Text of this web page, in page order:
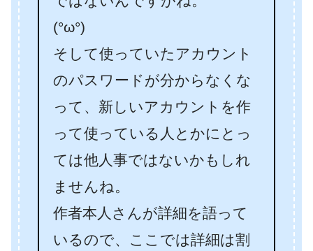
(°ω°)
そして使っていたアカウント
のパスワードが分からなくな
って、新しいアカウントを作
って使っている人とかにとっ
ては他人事ではないかもしれ
ませんね。
作者本人さんが詳細を語って
いるので、ここでは詳細は割